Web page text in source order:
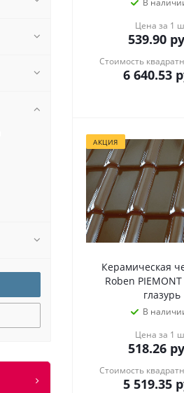
В
Цена за 1
539.90
Стоимость
6 640.53
АКЦИЯ
Керамическая
Roben
глазурь
В
Цена за 1
518.26
Стоимость
5 519.35